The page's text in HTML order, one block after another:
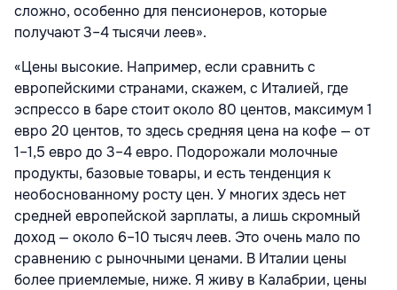
сложно, особенно для пенсионеров, которые
получают 3–4 тысячи леев».
«Цены высокие. Например, если сравнить с
европейскими странами, скажем, с Италией, где
эспрессо в баре стоит около 80 центов, максимум 1
евро 20 центов, то здесь средняя цена на кофе — от
1–1,5 евро до 3–4 евро. Подорожали молочные
продукты, базовые товары, и есть тенденция к
необоснованному росту цен. У многих здесь нет
средней европейской зарплаты, а лишь скромный
доход — около 6–10 тысяч леев. Это очень мало по
сравнению с рыночными ценами. В Италии цены
более приемлемые, ниже. Я живу в Калабрии, цены